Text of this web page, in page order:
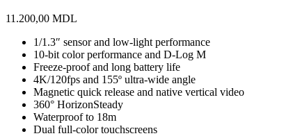
11.200,00 MDL
1/1.3″ sensor and low-light performance
10-bit color performance and D-Log M
Freeze-proof and long battery life
4K/120fps and 155º ultra-wide angle
Magnetic quick release and native vertical video
360° HorizonSteady
Waterproof to 18m
Dual full-color touchscreens